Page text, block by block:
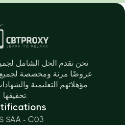
نحن نقدم الحل الشامل
عروضًا مرنة ومخصصة لجميع
مؤهلاتهم التعليمية
تحقيقها.
SAA - C03